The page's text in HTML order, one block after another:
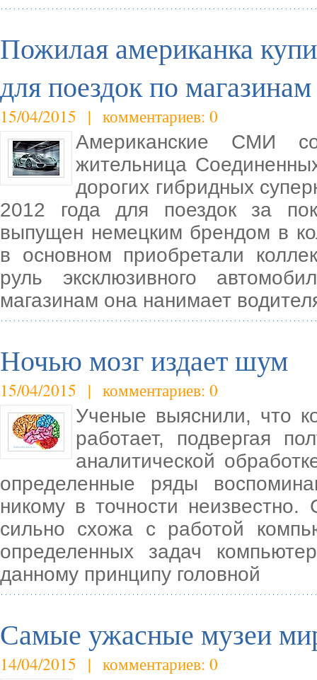
Пожилая американка
для поездок по магазинам
15/04/2015 | комментариев: 0
Американские СМИ
жительница
дорогих гибридных
2012 года для поездок за
выпущен немецким брендом в
в основном приобретали
руль эксклюзивного
магазинам она нанимает
Ночью мозг издает шум
15/04/2015 | комментариев: 0
Ученые выяснили, что
работает, подвергая
аналитической
определенные ряды
никому в точности неизвестно.
сильно схожа с работой
определенных задач
данному принципу головной
Самые ужасные музеи
14/04/2015 | комментариев: 0